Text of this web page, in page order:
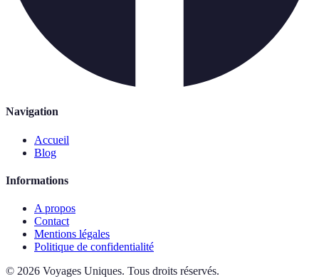
Navigation
Accueil
Blog
Informations
A propos
Contact
Mentions légales
Politique de confidentialité
© 2026 Voyages Uniques. Tous droits réservés.